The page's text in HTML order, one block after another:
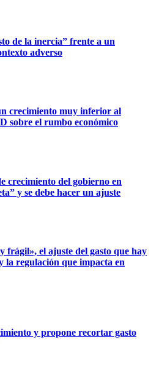
de la inercia” frente a un
adverso
crecimiento muy inferior al
sobre el rumbo económico
crecimiento del gobierno en
y se debe hacer un ajuste
frágil», el ajuste del gasto que hay
la regulación que impacta en
y propone recortar gasto